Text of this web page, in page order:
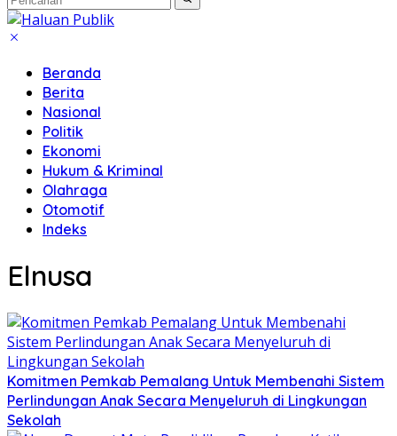
Beranda
Berita
Nasional
Politik
Ekonomi
Hukum & Kriminal
Olahraga
Otomotif
Indeks
Elnusa
Komitmen Pemkab Pemalang Untuk Membenahi Sistem
Perlindungan Anak Secara Menyeluruh di Lingkungan
Sekolah